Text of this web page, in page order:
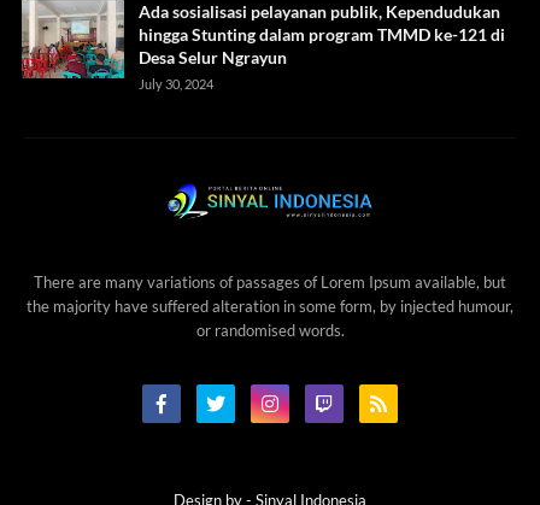
Ada sosialisasi pelayanan publik, Kependudukan
hingga Stunting dalam program TMMD ke-121 di
Desa Selur Ngrayun
July 30, 2024
There are many variations of passages of Lorem Ipsum available, but
the majority have suffered alteration in some form, by injected humour,
or randomised words.
Design by - Sinyal Indonesia